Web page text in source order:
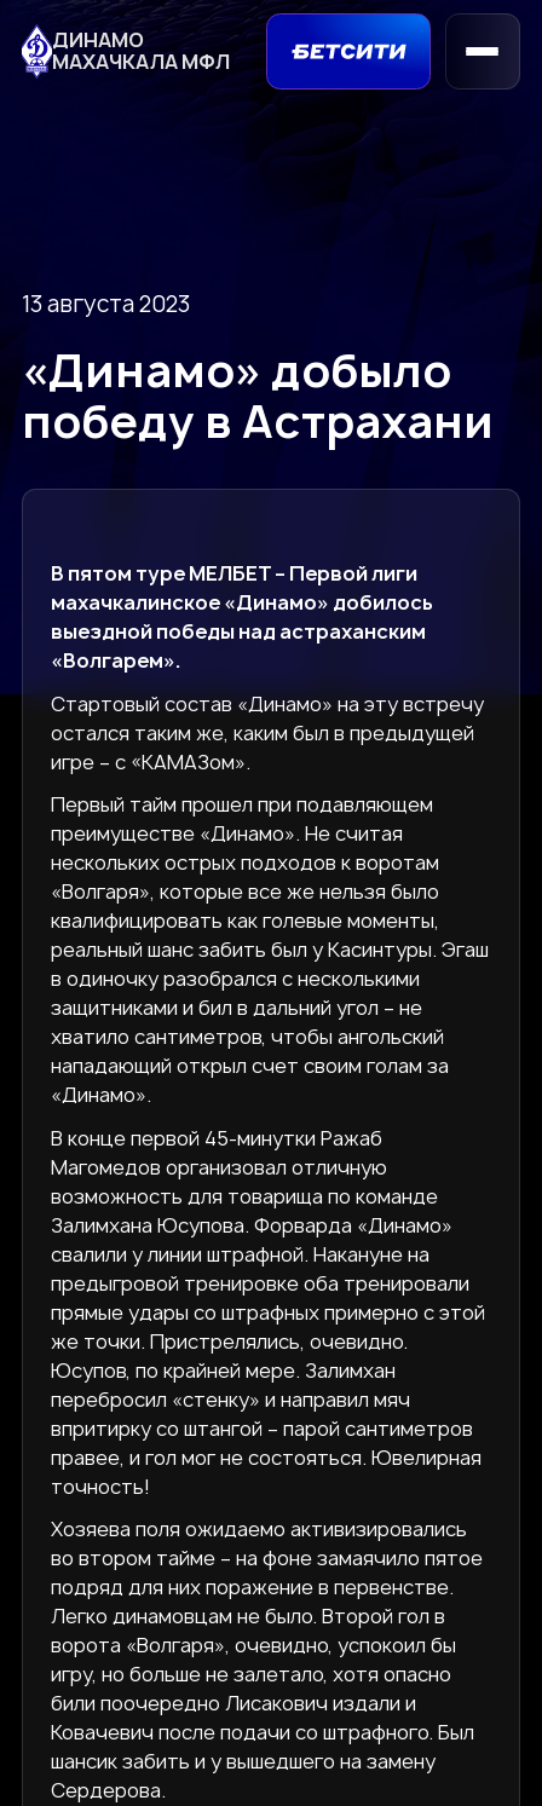
ДИНАМО
МАХАЧКАЛА МФЛ
13 августа 2023
«Динамо» добыло
победу в Астрахани
В пятом туре МЕЛБЕТ – Первой лиги
махачкалинское «Динамо» добилось
выездной победы над астраханским
«Волгарем».
Стартовый состав «Динамо» на эту встречу
остался таким же, каким был в предыдущей
игре – с «КАМАЗом».
Первый тайм прошел при подавляющем
преимуществе «Динамо». Не считая
нескольких острых подходов к воротам
«Волгаря», которые все же нельзя было
квалифицировать как голевые моменты,
реальный шанс забить был у Касинтуры. Эгаш
в одиночку разобрался с несколькими
защитниками и бил в дальний угол – не
хватило сантиметров, чтобы ангольский
нападающий открыл счет своим голам за
«Динамо».
В конце первой 45-минутки Ражаб
Магомедов организовал отличную
возможность для товарища по команде
Залимхана Юсупова. Форварда «Динамо»
свалили у линии штрафной. Накануне на
предыгровой тренировке оба тренировали
прямые удары со штрафных примерно с этой
же точки. Пристрелялись, очевидно.
Юсупов, по крайней мере. Залимхан
перебросил «стенку» и направил мяч
впритирку со штангой – парой сантиметров
правее, и гол мог не состояться. Ювелирная
точность!
Хозяева поля ожидаемо активизировались
во втором тайме – на фоне замаячило пятое
подряд для них поражение в первенстве.
Легко динамовцам не было. Второй гол в
ворота «Волгаря», очевидно, успокоил бы
игру, но больше не залетало, хотя опасно
били поочередно Лисакович издали и
Ковачевич после подачи со штрафного. Был
шансик забить и у вышедшего на замену
Сердерова.